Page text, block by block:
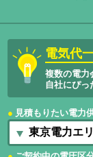
電気代
複数の電力
自社にぴっ
見積もりたい電力